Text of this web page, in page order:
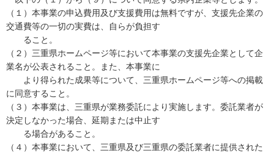
（１）本事業の申込費用及び支援費用は無料ですが、支援先企業の
交通費等の一切の実費は、自らが負担す
ること。
（２）三重県ホームページ等において本事業の支援先企業として企
業名が公表されること。また、本事業に
より得られた成果等について、三重県ホームページ等への掲載
に同意すること。
（３）本事業は、三重県が業務委託により実施します。委託業者が
決定しなかった場合、延期または中止す
る場合があること。
（４）本事業において、三重県及び三重県の委託業者に提供された